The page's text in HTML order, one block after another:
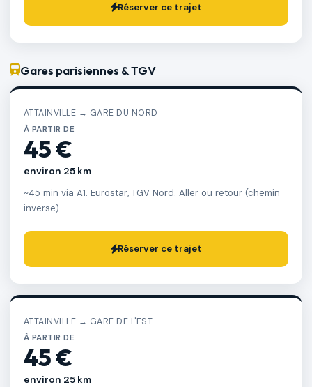
Réserver ce trajet
Gares parisiennes & TGV
ATTAINVILLE → GARE DU NORD
À PARTIR DE
45 €
environ 25 km
~45 min via A1. Eurostar, TGV Nord. Aller ou retour (chemin
inverse).
Réserver ce trajet
ATTAINVILLE → GARE DE L'EST
À PARTIR DE
45 €
environ 25 km